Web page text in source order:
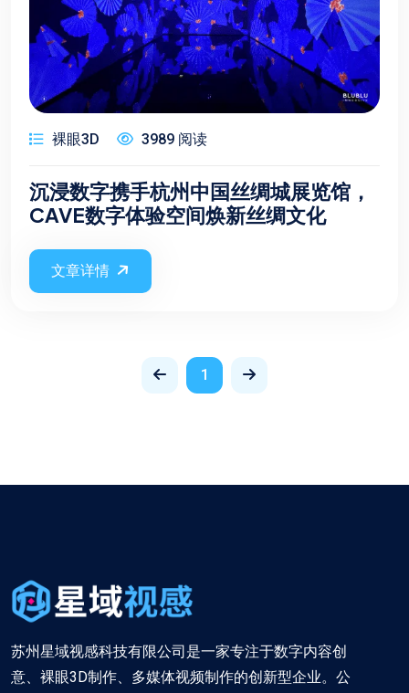
裸眼3D 3989 阅读
沉浸数字携手杭州中国丝绸城展览馆，
CAVE数字体验空间焕新丝绸文化
文章详情
1
苏州星域视感科技有限公司是一家专注于数字内容创
意、裸眼3D制作、多媒体视频制作的创新型企业。公